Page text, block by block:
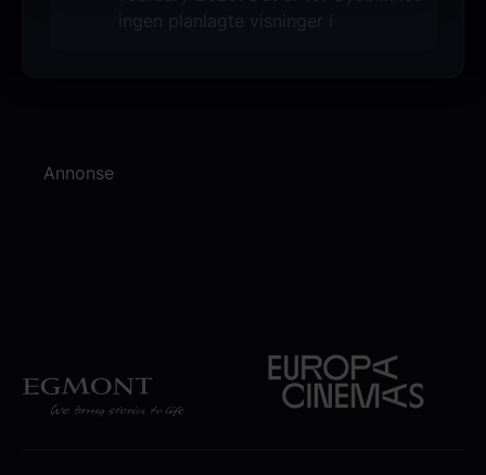
ingen planlagte visninger i
Annonse